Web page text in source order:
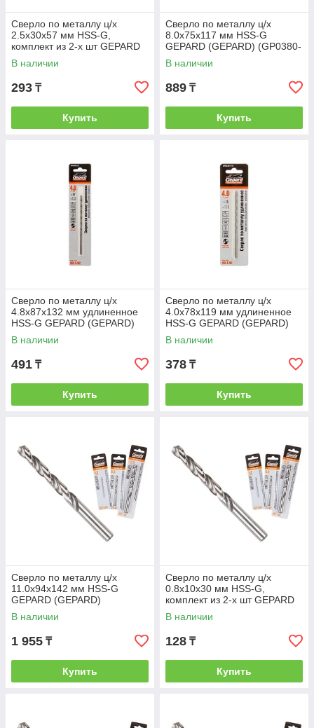
Сверло по металлу ц/х
2.5х30х57 мм HSS-G,
комплект из 2-х шт GEPARD
(GEPARD) (GP0325-057)
В наличии
293 ₸
Купить
Сверло по металлу ц/х
8.0х75х117 мм HSS-G
GEPARD (GEPARD) (GP0380-
117)
В наличии
889 ₸
Купить
Сверло по металлу ц/х
4.8х87х132 мм удлиненное
HSS-G GEPARD (GEPARD)
(GP0348-132)
В наличии
491 ₸
Купить
Сверло по металлу ц/х
4.0х78х119 мм удлиненное
HSS-G GEPARD (GEPARD)
(GP0340-119)
В наличии
378 ₸
Купить
Сверло по металлу ц/х
11.0х94х142 мм HSS-G
GEPARD (GEPARD)
(GP03110-142)
В наличии
1 955 ₸
Купить
Сверло по металлу ц/х
0.8х10х30 мм HSS-G,
комплект из 2-х шт GEPARD
(GEPARD) (GP0308-030)
В наличии
128 ₸
Купить